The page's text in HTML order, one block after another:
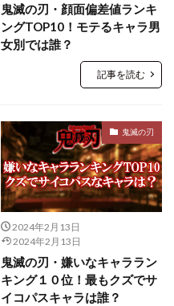
鬼滅の刃・顔面偏差値ランキ
ングTOP10！モテるキャラ男
女別では誰？
記事を読む
鬼滅の刃
2024年2月13日
2024年2月13日
鬼滅の刃・嫌いなキャララン
キング１０位！最もクズでサ
イコパスキャラは誰？